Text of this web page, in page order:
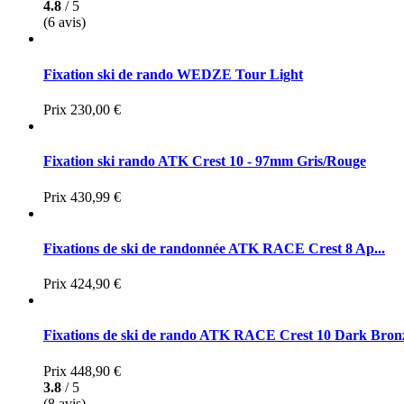
4.8 / 5
(6 avis)
Fixation ski de rando WEDZE Tour Light
Prix 230,00 €
Fixation ski rando ATK Crest 10 - 97mm Gris/Rouge
Prix 430,99 €
Fixations de ski de randonnée ATK RACE Crest 8 Ap...
Prix 424,90 €
Fixations de ski de rando ATK RACE Crest 10 Dark
Prix 448,90 €
3.8 / 5